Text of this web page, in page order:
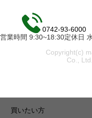
0742-93-6000
営業時間 9:30~18:30定休日
Copyright(c)
Co.,
買いたい方